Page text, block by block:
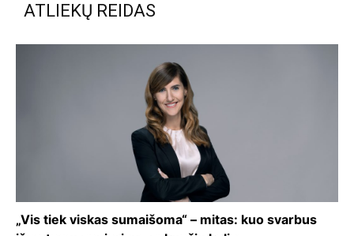
ATLIEKŲ REIDAS
„Vis tiek viskas sumaišoma“ – mitas: kuo svarbus